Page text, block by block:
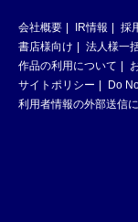
会社概要 IR情報 採
書店様向け
法人様一
作品の利用について
サイトポリシー
Do
利用者情報の外部送信